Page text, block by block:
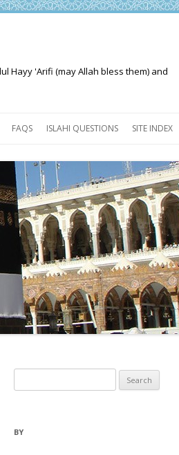
Hayy 'Arifi (may Allah bless them) and
FAQS ISLAHI QUESTIONS SITE INDEX
for:
BY